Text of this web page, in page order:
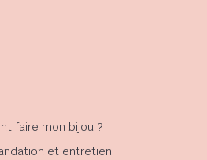
faire mon bijou ?
et entretien